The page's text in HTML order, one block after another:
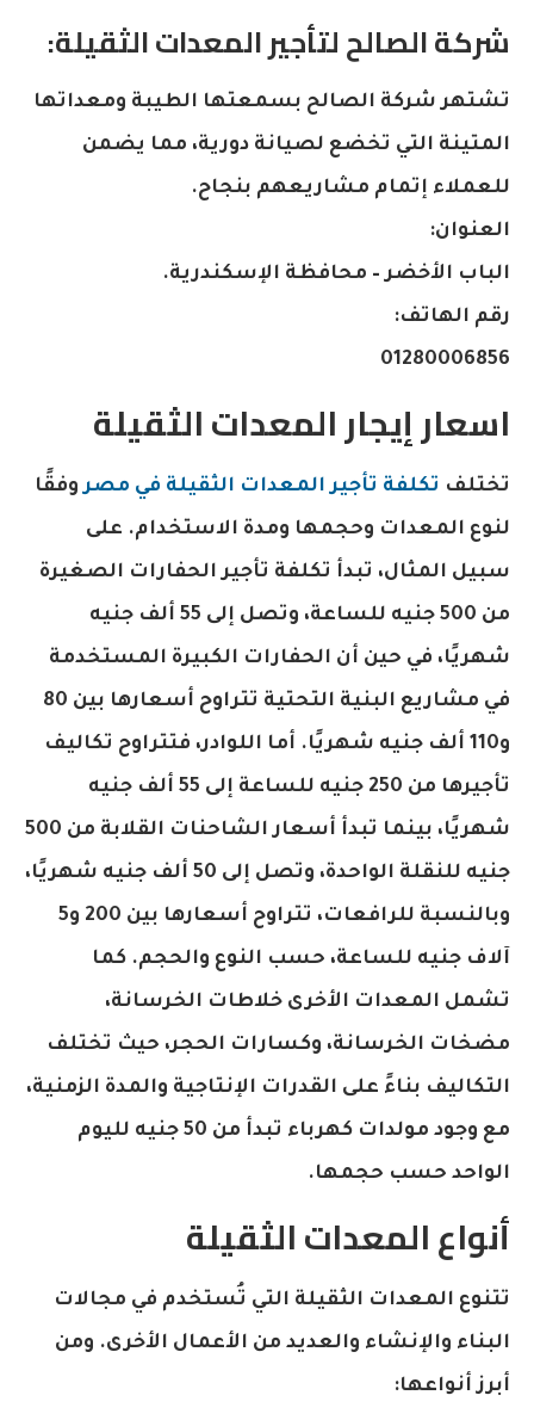
شركة الصالح لتأجير المعدات الثقيلة:
تشتهر شركة الصالح بسمعتها الطيبة ومعداتها
المتينة التي تخضع لصيانة دورية، مما يضمن
للعملاء إتمام مشاريعهم بنجاح.
العنوان:
الباب الأخضر – محافظة الإسكندرية.
رقم الهاتف:
01280006856
اسعار إيجار المعدات الثقيلة
تختلف تكلفة تأجير المعدات الثقيلة في مصروفقًا
لنوع المعدات وحجمها ومدة الاستخدام. على
سبيل المثال، تبدأ تكلفة تأجير الحفارات الصغيرة
من 500 جنيه للساعة، وتصل إلى 55 ألف جنيه
شهريًا، في حين أن الحفارات الكبيرة المستخدمة
في مشاريع البنية التحتية تتراوح أسعارها بين 80
و110 ألف جنيه شهريًا. أما اللوادر، فتتراوح تكاليف
تأجيرها من 250 جنيه للساعة إلى 55 ألف جنيه
شهريًا، بينما تبدأ أسعار الشاحنات القلابة من 500
جنيه للنقلة الواحدة، وتصل إلى 50 ألف جنيه شهريًا،
وبالنسبة للرافعات، تتراوح أسعارها بين 200 و5
آلاف جنيه للساعة، حسب النوع والحجم. كما
تشمل المعدات الأخرى خلاطات الخرسانة،
مضخات الخرسانة، وكسارات الحجر، حيث تختلف
التكاليف بناءً على القدرات الإنتاجية والمدة الزمنية،
مع وجود مولدات كهرباء تبدأ من 50 جنيه لليوم
الواحد حسب حجمها.
أنواع المعدات الثقيلة
تتنوع المعدات الثقيلة التي تُستخدم في مجالات
البناء والإنشاء والعديد من الأعمال الأخرى. ومن
أبرز أنواعها: